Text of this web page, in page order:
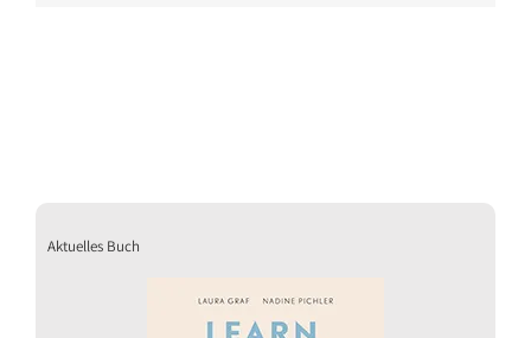
Aktuelles Buch